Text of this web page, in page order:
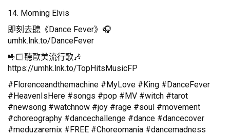
14. Morning Elvis
即刻去聽《Dance Fever》🎧
umhk.lnk.to/DanceFever
🤟🏻聽歐美流行歌🎶
https://umhk.lnk.to/TopHitsMusicFP
#Florenceandthemachine #MyLove #King #DanceFever
#HeavenIsHere #songs #pop #MV #witch #tarot
#newsong #watchnow #joy #rage #soul #movement
#choreography #dancechallenge #dance #dancecover
#meduzaremix #FREE #Choreomania #dancemadness